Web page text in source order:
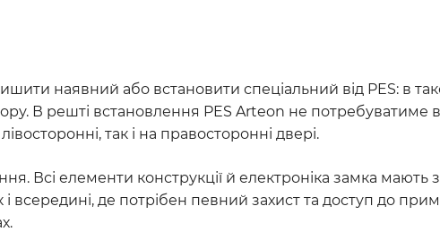
наявний або встановити спеціальний від PES: в
В решті встановлення PES Arteon не потребуватиме
так і на правосторонні двері.
елементи конструкції й електроніка замка мають
всередині, де потрібен певний захист та доступ до